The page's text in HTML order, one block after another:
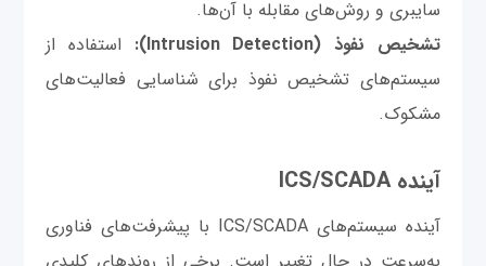
سایبری و روش‌های مقابله با آن‌ها.
تشخیص نفوذ (Intrusion Detection):
استفاده از
سیستم‌های تشخیص نفوذ برای شناسایی فعالیت‌های
مشکوک.
آینده ICS/SCADA
آینده سیستم‌های ICS/SCADA با پیشرفت‌های فناوری